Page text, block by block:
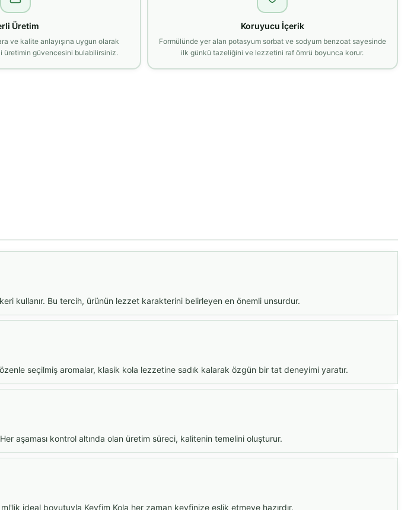
Üretim
ve kalite anlayışına uygun olarak
üretimin güvencesini bulabilirsiniz.
Koruyucu İçerik
Formülünde yer alan potasyum sorbat ve sodyum benzoat sayesinde
ilk günkü tazeliğini ve lezzetini raf ömrü boyunca korur.
kullanır. Bu tercih, ürünün lezzet karakterini belirleyen en önemli unsurdur.
seçilmiş aromalar, klasik kola lezzetine sadık kalarak özgün bir tat deneyimi yaratır.
aşaması kontrol altında olan üretim süreci, kalitenin temelini oluşturur.
ideal boyutuyla Keyfim Kola her zaman keyfinize eşlik etmeye hazırdır.